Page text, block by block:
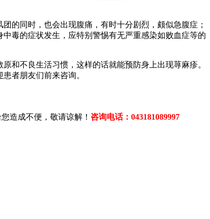
的同时，也会出现腹痛，有时十分剧烈，颇似急腹症；
毒的症状发生，应特别警惕有无严重感染如败血症等的
和不良生活习惯，这样的话就能预防身上出现荨麻疹。
者朋友们前来咨询。
造成不便，敬请谅解！ 咨询电话：043181089997